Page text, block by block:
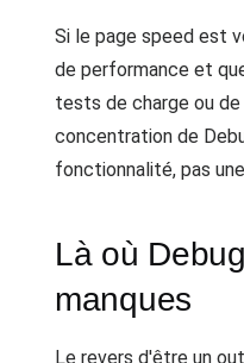
Si le page speed est
de performance et
tests de charge ou
concentration de
fonctionnalité, pas
Là où
manques
Le revers d'être un